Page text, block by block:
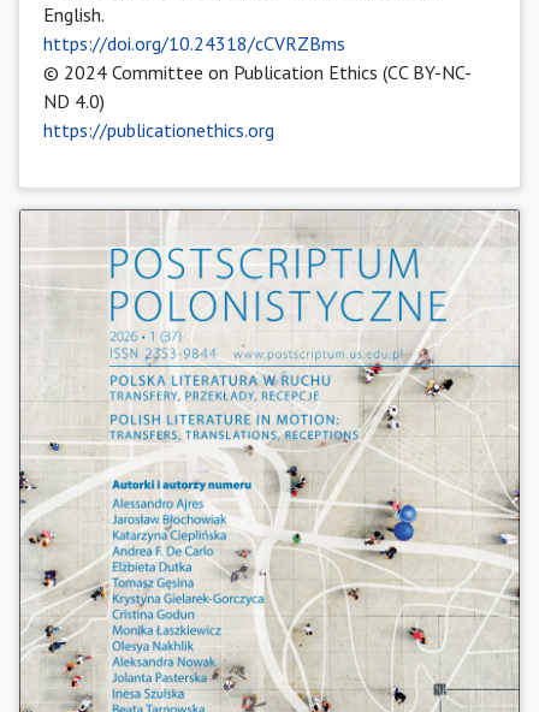
English.
https://doi.org/10.24318/cCVRZBms
© 2024 Committee on Publication Ethics (CC BY-NC-
ND 4.0)
https://publicationethics.org